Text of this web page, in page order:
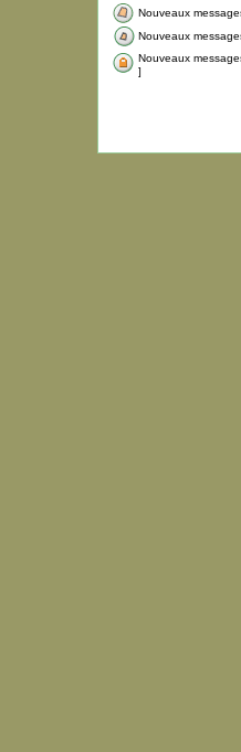
Nouveaux
Nouveaux
Nouveaux
]